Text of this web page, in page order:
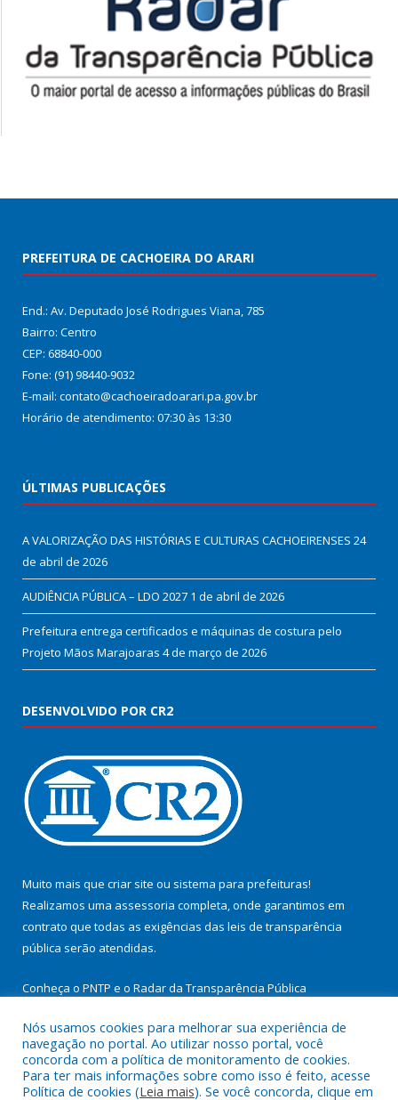
PREFEITURA DE CACHOEIRA DO ARARI
End.: Av. Deputado José Rodrigues Viana, 785
Bairro: Centro
CEP: 68840-000
Fone: (91) 98440-9032
E-mail: contato@cachoeiradoarari.pa.gov.br
Horário de atendimento: 07:30 às 13:30
ÚLTIMAS PUBLICAÇÕES
A VALORIZAÇÃO DAS HISTÓRIAS E CULTURAS CACHOEIRENSES 24
de abril de 2026
AUDIÊNCIA PÚBLICA – LDO 2027 1 de abril de 2026
Prefeitura entrega certificados e máquinas de costura pelo
Projeto Mãos Marajoaras 4 de março de 2026
DESENVOLVIDO POR CR2
Muito mais que criar site ou sistema para prefeituras!
Realizamos uma assessoria completa, onde garantimos em
contrato que todas as exigências das leis de transparência
pública serão atendidas.
Conheça o PNTP e o Radar da Transparência Pública
Todos os direitos reservados a Prefeitura Municipal de
Nós usamos cookies para melhorar sua experiência de
navegação no portal. Ao utilizar nosso portal, você
concorda com a política de monitoramento de cookies.
Para ter mais informações sobre como isso é feito, acesse
Política de cookies (Leia mais). Se você concorda, clique em